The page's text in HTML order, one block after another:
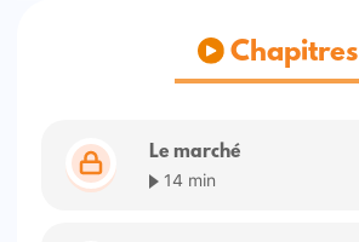
Chapitres
Le marché
14 min